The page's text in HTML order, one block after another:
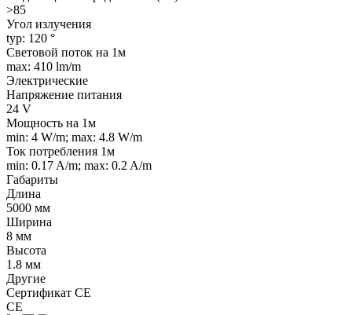
>85
Угол излучения
typ: 120 °
Световой поток на 1м
max: 410 lm/m
Электрические
Напряжение питания
24 V
Мощность на 1м
min: 4 W/m; max: 4.8 W/m
Ток потребления 1м
min: 0.17 A/m; max: 0.2 A/m
Габариты
Длина
5000 мм
Ширина
8 мм
Высота
1.8 мм
Другие
Сертификат CE
CE